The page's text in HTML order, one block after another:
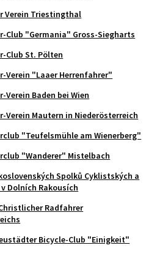
Verein Triestingthal
Club "Germania" Gross-Siegharts
Club St. Pölten
Verein "Laaer Herrenfahrer"
Verein Baden bei Wien
Verein Mautern in Niederösterreich
"Teufelsmühle am Wienerberg"
"Wanderer" Mistelbach
Spolků Cyklistských a
Dolních Rakousích
Radfahrer
Bicycle-Club "Einigkeit"